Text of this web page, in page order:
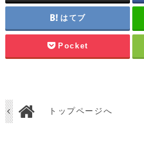
はてブ
Pocket
トップページへ